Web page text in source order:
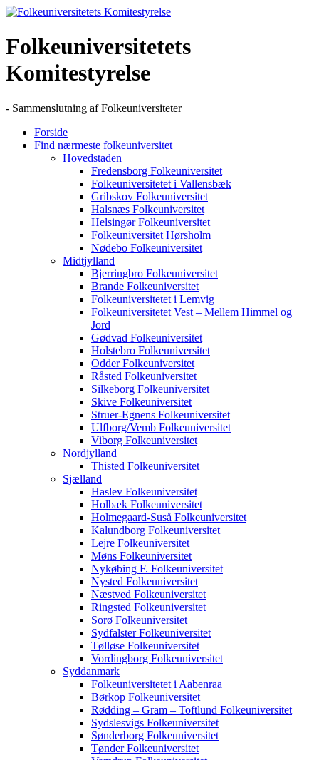
Skip
content
Folkeuniversitetets
Komitestyrelse
- Sammenslutning af Folkeuniversiteter
Forside
Find nærmeste folkeuniversitet
Hovedstaden
Fredensborg Folkeuniversitet
Folkeuniversitetet i Vallensbæk
Gribskov Folkeuniversitet
Halsnæs Folkeuniversitet
Helsingør Folkeuniversitet
Folkeuniversitet Hørsholm
Nødebo Folkeuniversitet
Midtjylland
Bjerringbro Folkeuniversitet
Brande Folkeuniversitet
Folkeuniversitetet i Lemvig
Folkeuniversitetet Vest – Mellem Himmel og
Jord
Gødvad Folkeuniversitet
Holstebro Folkeuniversitet
Odder Folkeuniversitet
Råsted Folkeuniversitet
Silkeborg Folkeuniversitet
Skive Folkeuniversitet
Struer-Egnens Folkeuniversitet
Ulfborg/Vemb Folkeuniversitet
Viborg Folkeuniversitet
Nordjylland
Thisted Folkeuniversitet
Sjælland
Haslev Folkeuniversitet
Holbæk Folkeuniversitet
Holmegaard-Suså Folkeuniversitet
Kalundborg Folkeuniversitet
Lejre Folkeuniversitet
Møns Folkeuniversitet
Nykøbing F. Folkeuniversitet
Nysted Folkeuniversitet
Næstved Folkeuniversitet
Ringsted Folkeuniversitet
Sorø Folkeuniversitet
Sydfalster Folkeuniversitet
Tølløse Folkeuniversitet
Vordingborg Folkeuniversitet
Syddanmark
Folkeuniversitetet i Aabenraa
Børkop Folkeuniversitet
Rødding – Gram – Toftlund Folkeuniversitet
Sydslesvigs Folkeuniversitet
Sønderborg Folkeuniversitet
Tønder Folkeuniversitet